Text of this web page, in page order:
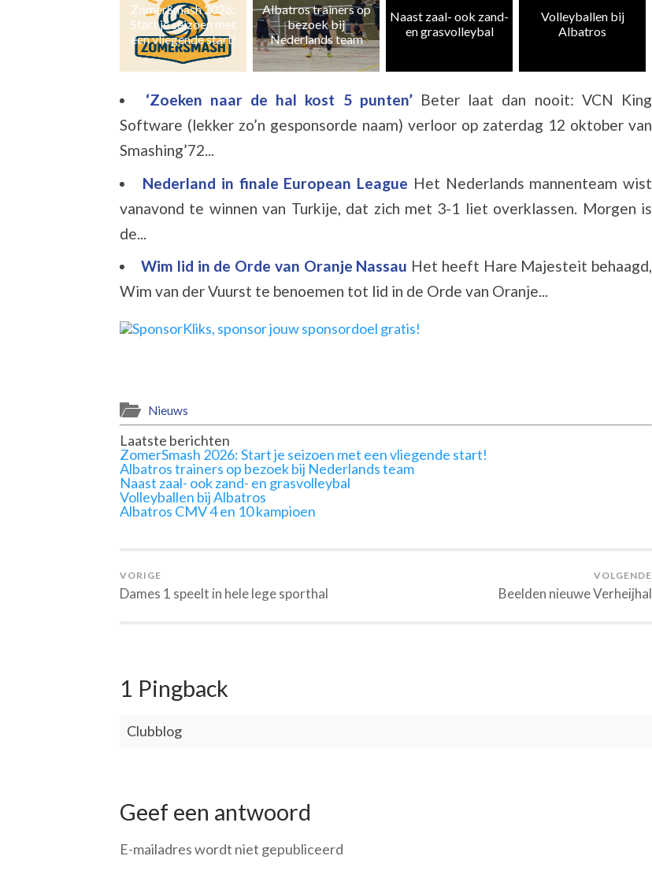
Albatros trainers op
bezoek bij
Nederlands team
Naast zaal- ook zand-
en grasvolleybal
Volleyballen bij
Albatros
Albatros CMV 4 en
10 kampioen
‘Zoeken naar de hal kost 5 punten’ Beter laat dan nooit: VCN King
Software (lekker zo’n gesponsorde naam) verloor op zaterdag 12 oktober van
Smashing’72...
Nederland in finale European League Het Nederlands mannenteam wist
vanavond te winnen van Turkije, dat zich met 3-1 liet overklassen. Morgen is
de...
Wim lid in de Orde van Oranje Nassau Het heeft Hare Majesteit behaagd,
Wim van der Vuurst te benoemen tot lid in de Orde van Oranje...
Nieuws
Laatste berichten
ZomerSmash 2026: Start je seizoen met een vliegende start!
Albatros trainers op bezoek bij Nederlands team
Naast zaal- ook zand- en grasvolleybal
Volleyballen bij Albatros
Albatros CMV 4 en 10 kampioen
VORIGE
Dames 1 speelt in hele lege sporthal
VOLGENDE
Beelden nieuwe Verheijhal
1 Pingback
Clubblog
Geef een antwoord
E-mailadres wordt niet gepubliceerd